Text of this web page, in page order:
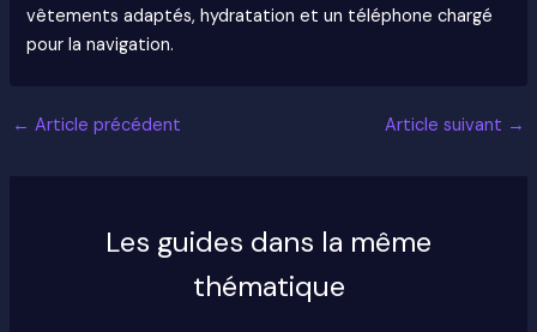
vêtements adaptés, hydratation et un téléphone chargé
pour la navigation.
← Article précédent Article suivant →
Les guides dans la même
thématique